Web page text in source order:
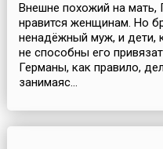
Внешне похожий на мать,
нравится женщинам. Но
ненадёжный муж, и дети,
не способны его
Германы, как правило,
занимаяс...